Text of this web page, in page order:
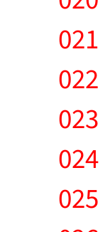
021
022
023
024
025